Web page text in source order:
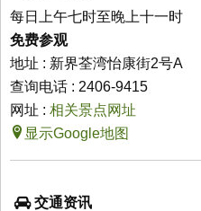
每日上午七时至晚上十一时
免费参观
地址 : 新界荃湾怡康街2号A
查询电话 : 2406-9415
网址 : 相关景点网址
显示Google地图
交通资讯